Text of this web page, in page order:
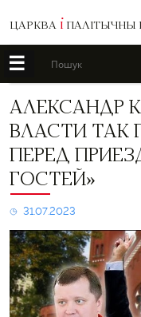
ЦАРКВА І ПАЛІТЫЧНЫ
☰ Пошук
Александр
Кухта:
«Возможно,
власти
так
повышают
ставки
перед
ватиканских
гостей»
АЛЕКСАНДР
ВЛАСТИ
ПЕРЕД
ГОСТЕЙ»
31.07.2023